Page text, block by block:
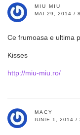
MIU MIU
MAI 29, 2014 /
Ce frumoasa e ultima
Kisses
http://miu-miu.ro/
MACY
IUNIE 1, 2014 /